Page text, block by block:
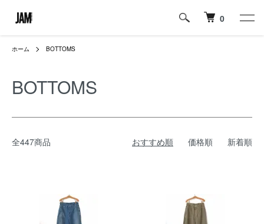
0
ホーム BOTTOMS
BOTTOMS
全447商品 おすすめ順 価格順 新着順